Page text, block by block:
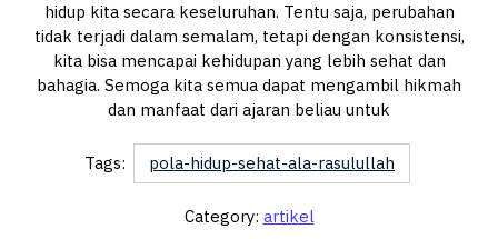
hidup kita secara keseluruhan. Tentu saja, perubahan
tidak terjadi dalam semalam, tetapi dengan konsistensi,
kita bisa mencapai kehidupan yang lebih sehat dan
bahagia. Semoga kita semua dapat mengambil hikmah
dan manfaat dari ajaran beliau untuk
Tags: pola-hidup-sehat-ala-rasulullah
Category: artikel